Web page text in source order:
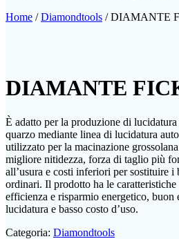
Home /Diamondtools / DIAMANTE
DIAMANTE
È adatto per la produzione di
quarzo mediante linea di lucidatura
utilizzato per la macinazione
migliore nitidezza, forza di taglio più
all’usura e costi inferiori per sostituire
ordinari. Il prodotto ha le caratteristiche
efficienza e risparmio energetico, buon
lucidatura e basso costo d’uso.
Categoria: Diamondtools